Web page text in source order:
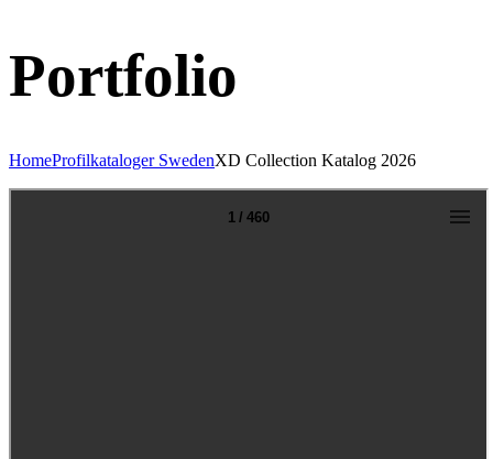
Portfolio
HomeProfilkataloger SwedenXD Collection Katalog 2026